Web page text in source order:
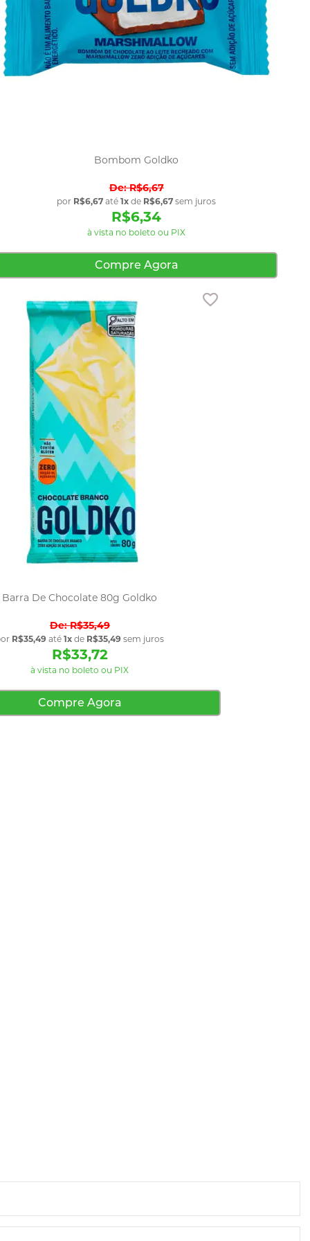
Bombom Goldko
R$6,67
por R$6,67 até1x de R$6,67 sem juros
R$6,34
à vista no boleto ou PIX
Compre Agora
Barra De Chocolate 80g Goldko
R$35,49
R$35,49 até1x de R$35,49 sem juros
R$33,72
à vista no boleto ou PIX
Compre Agora